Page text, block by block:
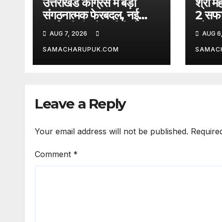
उत्तराखंड कांग्रेस में बड़ा
संगठनात्मक फेरबदल, नई
कार्यकारिणी और समितियों का
गठन
AUG 7, 2026
SAMACHARUPUK.COM
श्री
2
औरAUG
Leave a Reply
Your email address will not be published.
Comment *